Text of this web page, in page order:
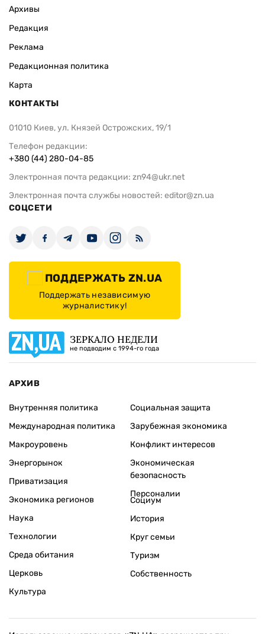
Архивы
Редакция
Реклама
Редакционная политика
Карта
КОНТАКТЫ
01010 Киев, ул. Князей Острожских, 19/1
Телефон редакции:
+380 (44) 280-04-85
Электронная почта редакции: zn94@ukr.net
Электронная почта службы новостей: editor@zn.ua
СОЦСЕТИ
ПОДДЕРЖАТЬ ZN.UA
Поддержать независимую
журналистику!
ЗЕРКАЛО НЕДЕЛИ
не подводим с 1994-го года
АРХИВ
Внутренняя политика
Международная политика
Макроуровень
Энергорынок
Приватизация
Экономика регионов
Социальная защита
Зарубежная экономика
Конфликт интересов
Экономическая
безопасность
Персоналии
Наука
Технологии
Среда обитания
Церковь
Культура
Социум
История
Круг семьи
Туризм
Собственность